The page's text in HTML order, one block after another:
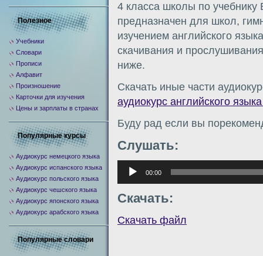
4 класса школы по
предназначен для школ,
изучением английского
скачивания и
ниже.
Скачать иные части
аудиокурс английского
Буду рад если вы
Слушать:
Аудиоплеер
00:00
Скачать:
Скачать файл
Полезное
Учебники
Словари
Прописи
Алфавит
Произношение
Карточки для изучения
Цены и зарплаты в странах
Популярные курсы
Аудиокурс немецкого языка
Аудиокурс испанского языка
Аудиокурс польского языка
Аудиокурс чешского языка
Аудиокурс японского языка
Аудиокурс арабского языка
Популярные словари